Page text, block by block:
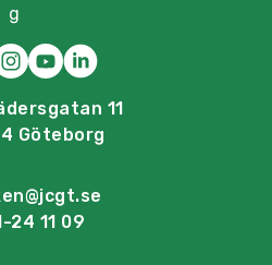
g
11
Göteborg
24 11 09